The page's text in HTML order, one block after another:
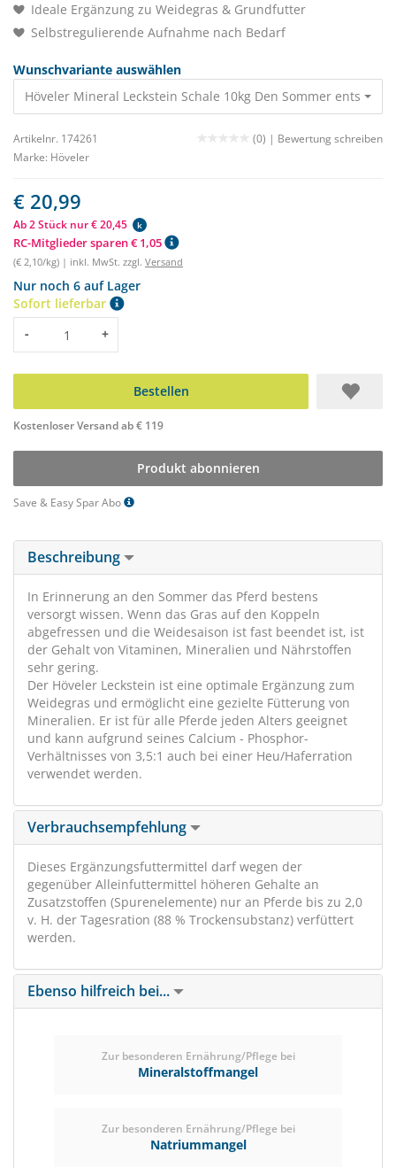
Ideale Ergänzung zu Weidegras & Grundfutter
Selbstregulierende Aufnahme nach Bedarf
Wunschvariante auswählen
Höveler Mineral Leckstein Schale 10kg Den Sommer
Artikelnr. 174261 (0) | Bewertung schreiben
Marke: Höveler
€ 20,99
Ab 2 Stück nur € 20,45 k
RC-Mitglieder sparen € 1,05
(€ 2,10/kg) | inkl. MwSt. zzgl. Versand
Nur noch 6 auf Lager
Sofort lieferbar
Menge
- +
Bestellen
Kostenloser Versand ab € 119
Produkt abonnieren
Save & Easy Spar Abo
Beschreibung
In Erinnerung an den Sommer das Pferd bestens
versorgt wissen. Wenn das Gras auf den Koppeln
abgefressen und die Weidesaison ist fast beendet ist, ist
der Gehalt von Vitaminen, Mineralien und Nährstoffen
sehr gering.
Der Höveler Leckstein ist eine optimale Ergänzung zum
Weidegras und ermöglicht eine gezielte Fütterung von
Mineralien. Er ist für alle Pferde jeden Alters geeignet
und kann aufgrund seines Calcium - Phosphor-
Verhältnisses von 3,5:1 auch bei einer Heu/Haferration
verwendet werden.
Verbrauchsempfehlung
Dieses Ergänzungsfuttermittel darf wegen der
gegenüber Alleinfuttermittel höheren Gehalte an
Zusatzstoffen (Spurenelemente) nur an Pferde bis zu 2,0
v. H. der Tagesration (88 % Trockensubstanz) verfüttert
werden.
Ebenso hilfreich bei...
Zur besonderen Ernährung/Pflege bei
Mineralstoffmangel
Zur besonderen Ernährung/Pflege bei
Natriummangel